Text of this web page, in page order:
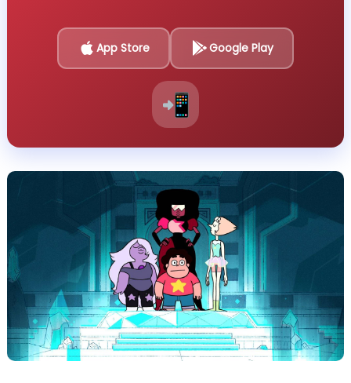
App Store Google Play
📲